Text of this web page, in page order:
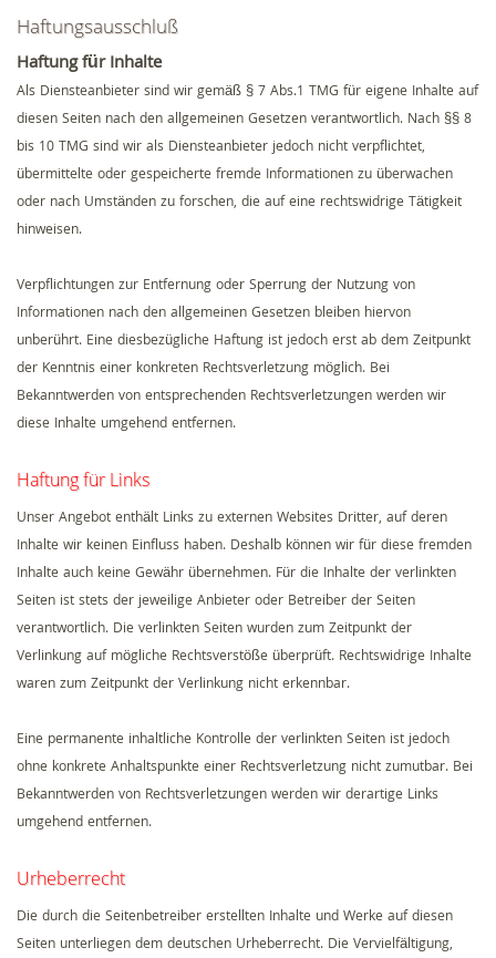
Haftungsausschluß
Haftung für Inhalte
Als Diensteanbieter sind wir gemäß § 7 Abs.1 TMG für eigene Inhalte auf
diesen Seiten nach den allgemeinen Gesetzen verantwortlich. Nach §§ 8
bis 10 TMG sind wir als Diensteanbieter jedoch nicht verpflichtet,
übermittelte oder gespeicherte fremde Informationen zu überwachen
oder nach Umständen zu forschen, die auf eine rechtswidrige Tätigkeit
hinweisen.
Verpflichtungen zur Entfernung oder Sperrung der Nutzung von
Informationen nach den allgemeinen Gesetzen bleiben hiervon
unberührt. Eine diesbezügliche Haftung ist jedoch erst ab dem Zeitpunkt
der Kenntnis einer konkreten Rechtsverletzung möglich. Bei
Bekanntwerden von entsprechenden Rechtsverletzungen werden wir
diese Inhalte umgehend entfernen.
Haftung für Links
Unser Angebot enthält Links zu externen Websites Dritter, auf deren
Inhalte wir keinen Einfluss haben. Deshalb können wir für diese fremden
Inhalte auch keine Gewähr übernehmen. Für die Inhalte der verlinkten
Seiten ist stets der jeweilige Anbieter oder Betreiber der Seiten
verantwortlich. Die verlinkten Seiten wurden zum Zeitpunkt der
Verlinkung auf mögliche Rechtsverstöße überprüft. Rechtswidrige Inhalte
waren zum Zeitpunkt der Verlinkung nicht erkennbar.
Eine permanente inhaltliche Kontrolle der verlinkten Seiten ist jedoch
ohne konkrete Anhaltspunkte einer Rechtsverletzung nicht zumutbar. Bei
Bekanntwerden von Rechtsverletzungen werden wir derartige Links
umgehend entfernen.
Urheberrecht
Die durch die Seitenbetreiber erstellten Inhalte und Werke auf diesen
Seiten unterliegen dem deutschen Urheberrecht. Die Vervielfältigung,